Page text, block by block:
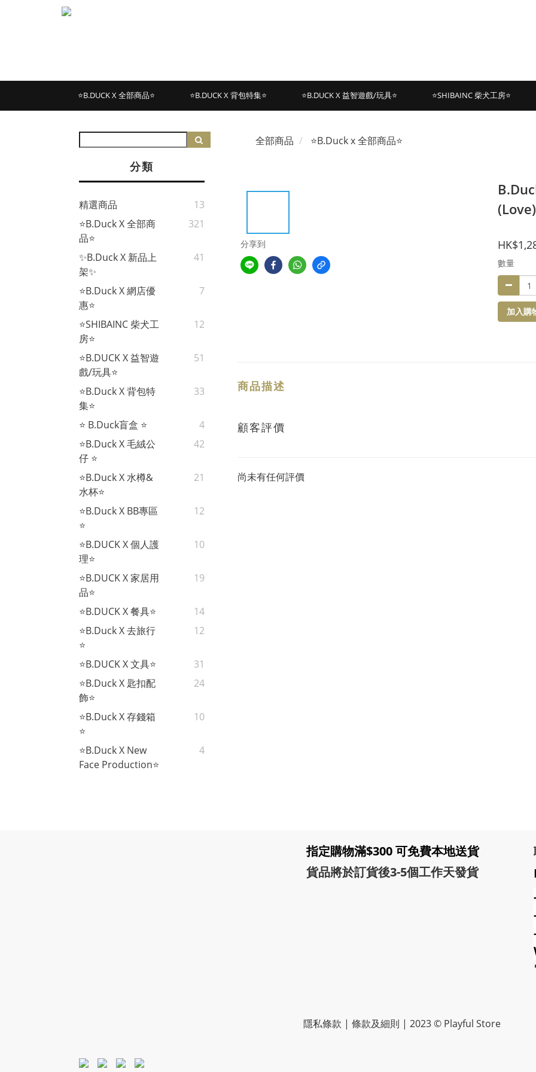
⭐B.DUCK X 全部商品⭐ ⭐B.DUCK X 背包特集⭐ ⭐B.DUCK X 益智遊戲/玩具⭐ ⭐SHIBAINC 柴犬工房⭐
分類
精選商品
13
⭐B.Duck X 全部商
品⭐
321
✨B.Duck X 新品上
架✨
41
⭐B.Duck X 網店優
惠⭐
7
⭐SHIBAINC 柴犬工
房⭐
12
⭐B.DUCK X 益智遊
戲/玩具⭐
51
⭐B.Duck X 背包特
集⭐
33
⭐ B.Duck盲盒 ⭐
4
⭐B.Duck X 毛絨公
仔 ⭐
42
⭐B.Duck X 水樽&
水杯⭐
21
⭐B.Duck X BB專區
⭐
12
⭐B.DUCK X 個人護
理⭐
10
⭐B.DUCK X 家居用
品⭐
19
⭐B.DUCK X 餐具⭐
14
⭐B.Duck X 去旅行
⭐
12
⭐B.DUCK X 文具⭐
31
⭐B.Duck X 匙扣配
飾⭐
24
⭐B.Duck X 存錢箱
⭐
10
⭐B.Duck X New
Face Production⭐
4
全部商品 ⭐B.Duck x 全部商品⭐
分享到
(Love)
數量
加入購
商品描述
顧客評價
尚未有任何評價
指定購物滿$300 可免費本地送貨
貨品將於訂貨後3-5個工作天發貨
隱私條款 | 條款及細則 | 2023 © Playful Store